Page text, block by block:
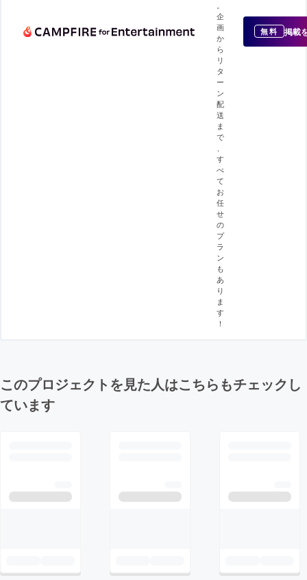
企
画
か
ら
リ
タ
ー
ン
配
送
ま
で
す
べ
て
お
任
せ
の
プ
ラ
ン
も
あ
り
ま
す
！
無料 掲載
このプロジェクトを見た人はこちらもチェックし
ています